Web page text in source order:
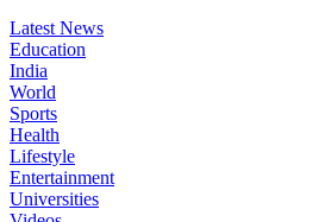
Latest News
Education
India
World
Sports
Health
Lifestyle
Entertainment
Universities